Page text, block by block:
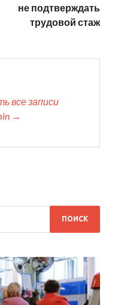
не подтверждать
трудовой стаж
все записи
→